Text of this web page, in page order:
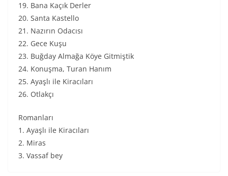
19. Bana Kaçık Derler
20. Santa Kastello
21. Nazırın Odacısı
22. Gece Kuşu
23. Buğday Almağa Köye Gitmiştik
24. Konuşma, Turan Hanım
25. Ayaşlı ile Kiracıları
26. Otlakçı
Romanları
1. Ayaşlı ile Kiracıları
2. Miras
3. Vassaf bey